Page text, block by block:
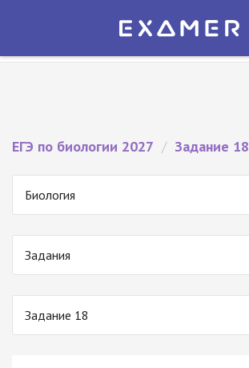
Экзамер — ЕГЭ 2027
ЕГЭ по биологии 2027 / Задание 18
Биология
Задания
Задание 18